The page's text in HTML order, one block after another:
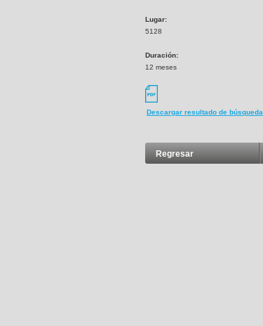
Lugar:
5128
Duración:
12 meses
Descargar resultado de búsqueda
Regresar